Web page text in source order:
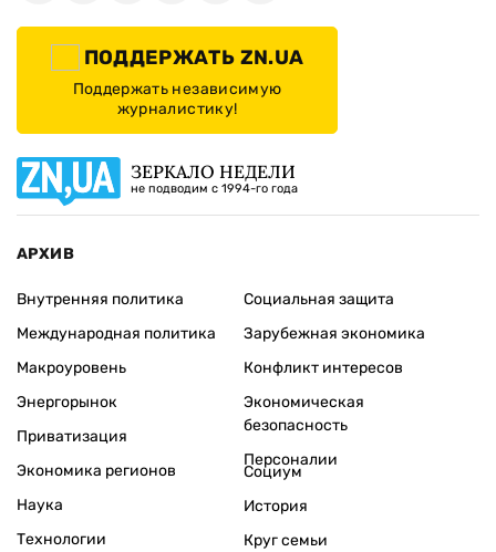
ПОДДЕРЖАТЬ ZN.UA
Поддержать независимую
журналистику!
ЗЕРКАЛО НЕДЕЛИ
не подводим с 1994-го года
АРХИВ
Внутренняя политика
Международная политика
Макроуровень
Энергорынок
Приватизация
Экономика регионов
Социальная защита
Зарубежная экономика
Конфликт интересов
Экономическая
безопасность
Персоналии
Наука
Технологии
Социум
История
Круг семьи